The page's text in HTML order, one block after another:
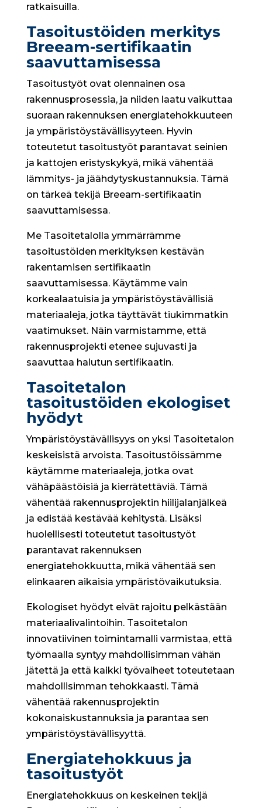
ratkaisuilla.
Tasoitustöiden merkitys
Breeam-sertifikaatin
saavuttamisessa
Tasoitustyöt ovat olennainen osa
rakennusprosessia, ja niiden laatu vaikuttaa
suoraan rakennuksen energiatehokkuuteen
ja ympäristöystävällisyyteen. Hyvin
toteutetut tasoitustyöt parantavat seinien
ja kattojen eristyskykyä, mikä vähentää
lämmitys- ja jäähdytyskustannuksia. Tämä
on tärkeä tekijä Breeam-sertifikaatin
saavuttamisessa.
Me Tasoitetalolla ymmärrämme
tasoitustöiden merkityksen kestävän
rakentamisen sertifikaatin
saavuttamisessa. Käytämme vain
korkealaatuisia ja ympäristöystävällisiä
materiaaleja, jotka täyttävät tiukimmatkin
vaatimukset. Näin varmistamme, että
rakennusprojekti etenee sujuvasti ja
saavuttaa halutun sertifikaatin.
Tasoitetalon
tasoitustöiden ekologiset
hyödyt
Ympäristöystävällisyys on yksi Tasoitetalon
keskeisistä arvoista. Tasoitustöissämme
käytämme materiaaleja, jotka ovat
vähäpäästöisiä ja kierrätettäviä. Tämä
vähentää rakennusprojektin hiilijalanjälkeä
ja edistää kestävää kehitystä. Lisäksi
huolellisesti toteutetut tasoitustyöt
parantavat rakennuksen
energiatehokkuutta, mikä vähentää sen
elinkaaren aikaisia ympäristövaikutuksia.
Ekologiset hyödyt eivät rajoitu pelkästään
materiaalivalintoihin. Tasoitetalon
innovatiivinen toimintamalli varmistaa, että
työmaalla syntyy mahdollisimman vähän
jätettä ja että kaikki työvaiheet toteutetaan
mahdollisimman tehokkaasti. Tämä
vähentää rakennusprojektin
kokonaiskustannuksia ja parantaa sen
ympäristöystävällisyyttä.
Energiatehokkuus ja
tasoitustyöt
Energiatehokkuus on keskeinen tekijä